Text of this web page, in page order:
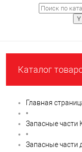
Каталог
Главная
•
Запасные части
•
Запасные части